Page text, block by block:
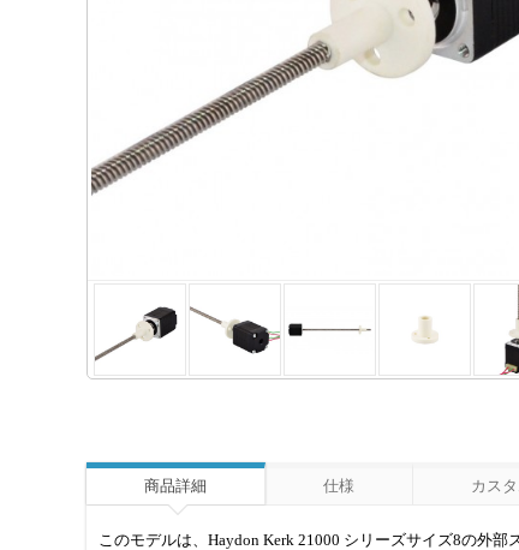
商品詳細 仕様 カス
このモデルは、Haydon Kerk 21000 シリーズサイズ8の外